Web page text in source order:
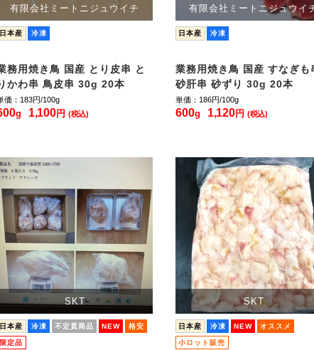
有限会社ミートニジュウイチ
日本産 冷凍
務用焼き鳥 国産 とり皮串 と
かわ串 鳥皮串 30g 20本
価：183円/100g
g 1,100円 (税込)
有限会社ミートニジュウイ
日本産 冷凍
業務用焼き鳥 国産 すなぎも
砂肝串 砂ずり 30g 20本
単価：186円/100g
600g 1,120円 (税込)
SKT
日本産 冷凍 不定貫商品 NEW 格安
限定品
SKT
日本産 冷凍 NEW オススメ
小ロット販売